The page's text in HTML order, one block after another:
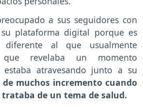
a sus seguidores con
plataforma digital porque es
diferente al que usualmente
revelaba un momento
estaba atravesando junto a su
muchos incremento cuando
de un tema de salud.